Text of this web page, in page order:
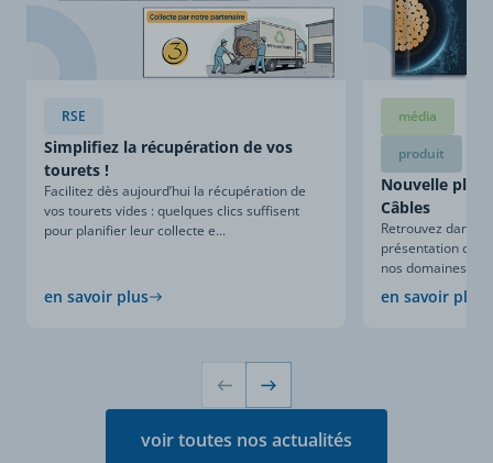
RSE
Simplifiez la récupération de vos
tourets !
Facilitez dès aujourd’hui la récupération de
vos tourets vides : quelques clics suffisent
pour planifier leur collecte e...
en savoir plus
média
produit
Nouvelle
Câbles
Retrouvez dans
présentation
nos domaines
en savoir plus
voir toutes nos actualités